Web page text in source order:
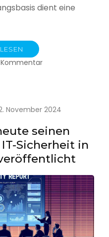
dient eine
zu
aus
CSV
erstellen
November 2024
seinen
Sicherheit in